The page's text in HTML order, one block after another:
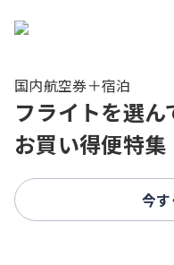
国内航空券＋宿泊
フライトを選ん
お買い得便特集
今す